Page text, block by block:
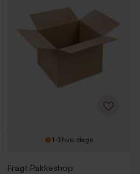
1-3 hverdage
Fragt Pakkeshop